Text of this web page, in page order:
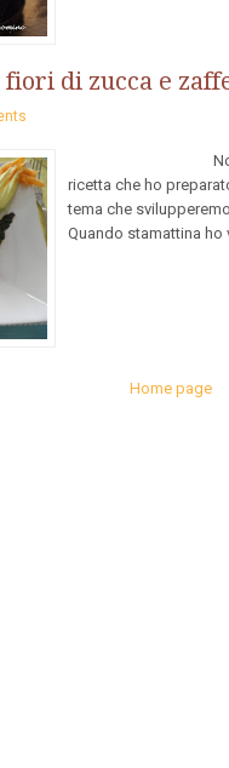
di zucca e
Non poteva
ricetta che ho
tema che
Quando stamattina
Home page